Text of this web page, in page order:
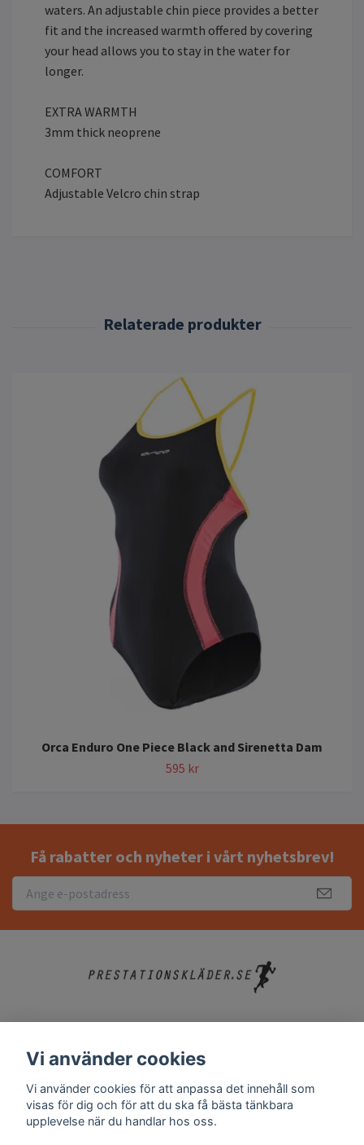
waters. An adjustable chin piece provides a better
fit and the increased warmth offered by covering
your head allows you to stay in the water for
longer.
EXTRA WARMTH
3mm thick neoprene
COMFORT
Adjustable Velcro chin strap
Orca Enduro One Piece Black and Sirenetta Dam
595 kr
Få rabatter och nyheter i vårt nyhetsbrev!
Kontakt
Vanliga frågor
Vi använder cookies
Vi använder cookies för att anpassa det innehåll som
visas för dig och för att du ska få bästa tänkbara
upplevelse när du handlar hos oss.